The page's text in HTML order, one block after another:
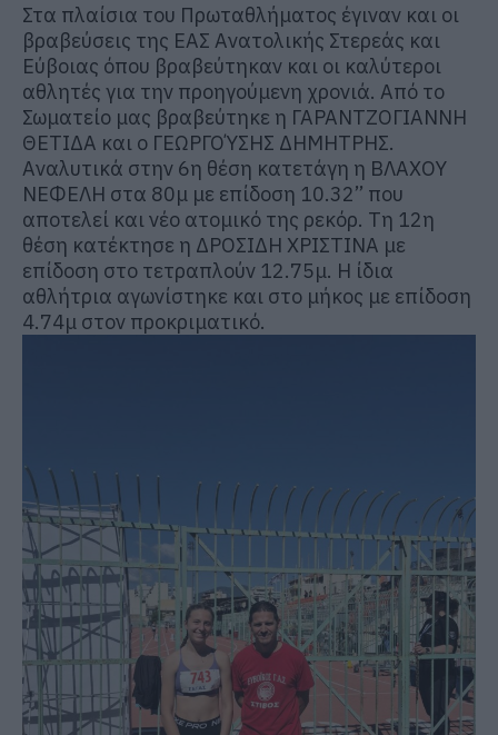
Στα πλαίσια του Πρωταθλήματος έγιναν και οι
βραβεύσεις της ΕΑΣ Ανατολικής Στερεάς και
Εύβοιας όπου βραβεύτηκαν και οι καλύτεροι
αθλητές για την προηγούμενη χρονιά. Από το
Σωματείο μας βραβεύτηκε η ΓΑΡΑΝΤΖΟΓΙΑΝΝΗ
ΘΕΤΙΔΑ και ο ΓΕΩΡΓΟΎΣΗΣ ΔΗΜΗΤΡΗΣ.
Αναλυτικά στην 6η θέση κατετάγη η ΒΛΑΧΟΥ
ΝΕΦΕΛΗ στα 80μ με επίδοση 10.32’’ που
αποτελεί και νέο ατομικό της ρεκόρ. Τη 12η
θέση κατέκτησε η ΔΡΟΣΙΔΗ ΧΡΙΣΤΙΝΑ με
επίδοση στο τετραπλούν 12.75μ. Η ίδια
αθλήτρια αγωνίστηκε και στο μήκος με επίδοση
4.74μ στον προκριματικό.